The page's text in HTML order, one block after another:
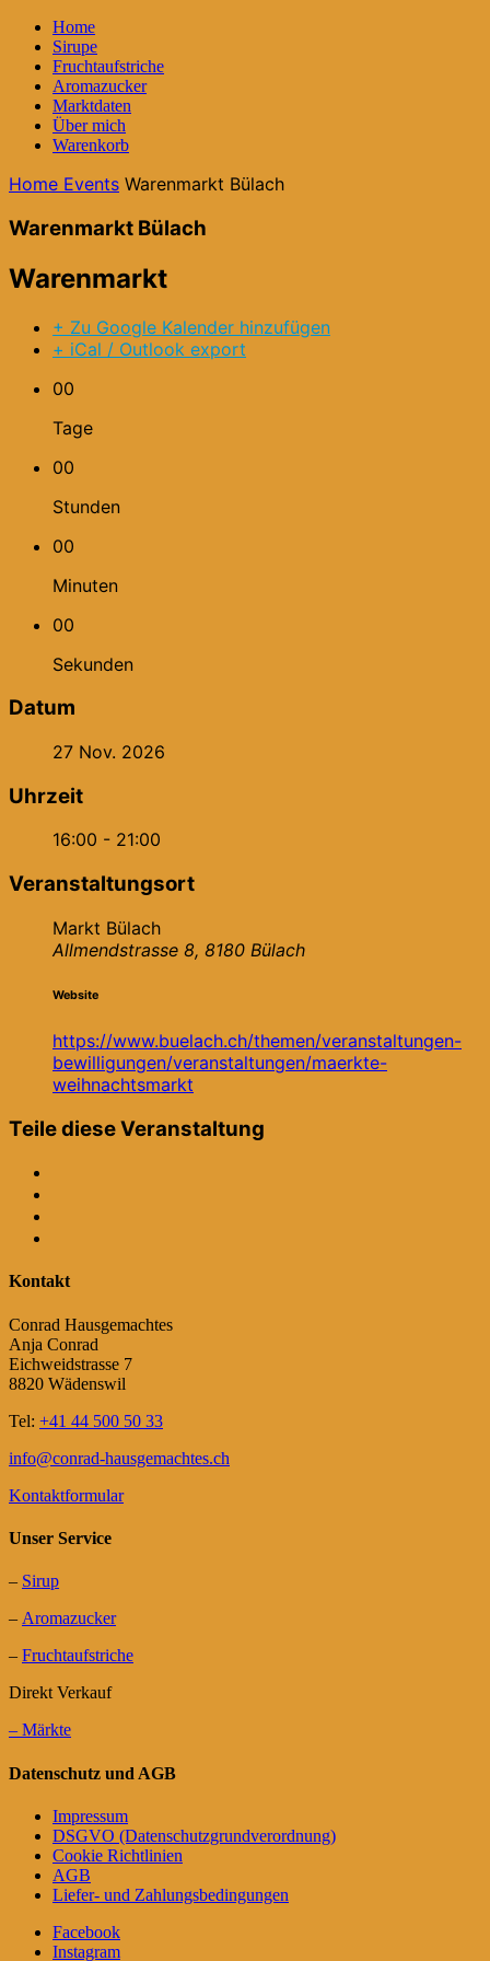
Home
Sirupe
Fruchtaufstriche
Aromazucker
Marktdaten
Über mich
Warenkorb
Home Events Warenmarkt Bülach
Warenmarkt Bülach
Warenmarkt
+ Zu Google Kalender hinzufügen
+ iCal / Outlook export
00
Tage
00
Stunden
00
Minuten
00
Sekunden
Datum
27 Nov. 2026
Uhrzeit
16:00 - 21:00
Veranstaltungsort
Markt Bülach
Allmendstrasse 8, 8180 Bülach
Website
https://www.buelach.ch/themen/veranstaltungen-
bewilligungen/veranstaltungen/maerkte-
weihnachtsmarkt
Teile diese Veranstaltung
Kontakt
Conrad Hausgemachtes
Anja Conrad
Eichweidstrasse 7
8820 Wädenswil
Tel: +41 44 500 50 33
info@conrad-hausgemachtes.ch
Kontaktformular
Unser Service
– Sirup
– Aromazucker
– Fruchtaufstriche
Direkt Verkauf
– Märkte
Datenschutz und AGB
Impressum
DSGVO (Datenschutzgrundverordnung)
Cookie Richtlinien
AGB
Liefer- und Zahlungsbedingungen
Facebook
Instagram